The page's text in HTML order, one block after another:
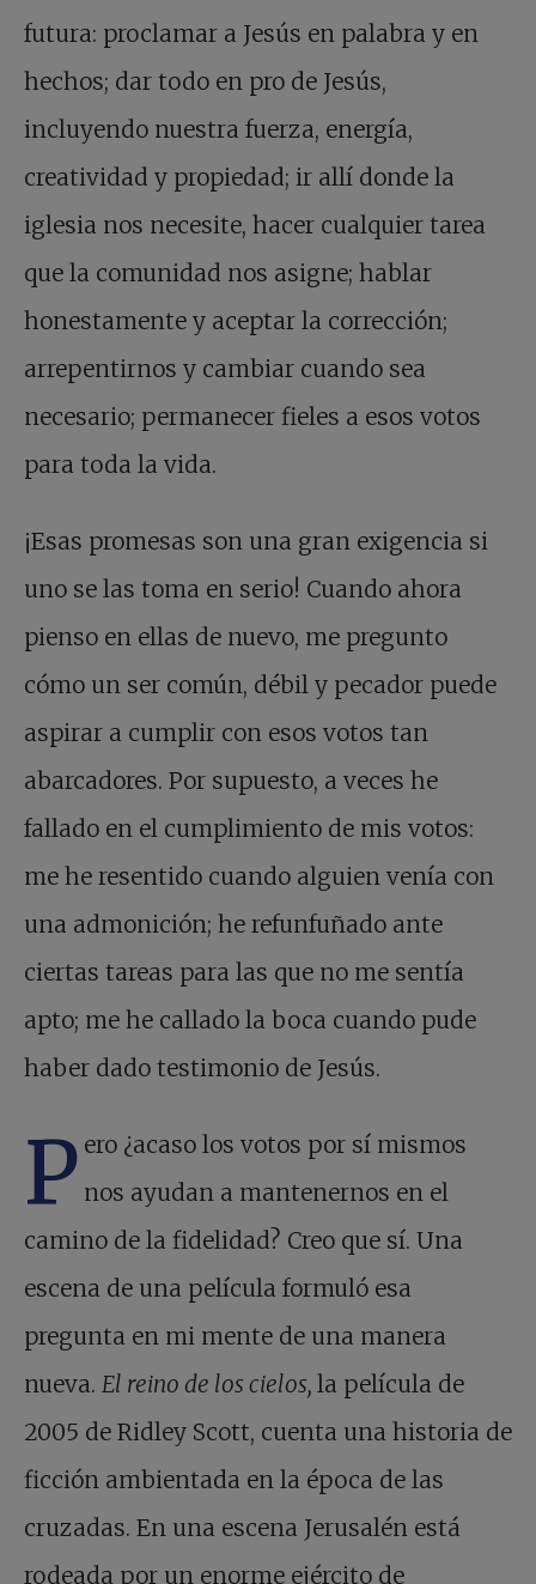
futura: proclamar a Jesús en palabra y en
hechos; dar todo en pro de Jesús,
incluyendo nuestra fuerza, energía,
creatividad y propiedad; ir allí donde la
iglesia nos necesite, hacer cualquier tarea
que la comunidad nos asigne; hablar
honestamente y aceptar la corrección;
arrepentirnos y cambiar cuando sea
necesario; permanecer fieles a esos votos
para toda la vida.
¡Esas promesas son una gran exigencia si
uno se las toma en serio! Cuando ahora
pienso en ellas de nuevo, me pregunto
cómo un ser común, débil y pecador puede
aspirar a cumplir con esos votos tan
abarcadores. Por supuesto, a veces he
fallado en el cumplimiento de mis votos:
me he resentido cuando alguien venía con
una admonición; he refunfuñado ante
ciertas tareas para las que no me sentía
apto; me he callado la boca cuando pude
haber dado testimonio de Jesús.
P ero ¿acaso los votos por sí mismos
nos ayudan a mantenernos en el
camino de la fidelidad? Creo que sí. Una
escena de una película formuló esa
pregunta en mi mente de una manera
nueva. El reino de los cielos, la película de
2005 de Ridley Scott, cuenta una historia de
ficción ambientada en la época de las
cruzadas. En una escena Jerusalén está
rodeada por un enorme ejército de